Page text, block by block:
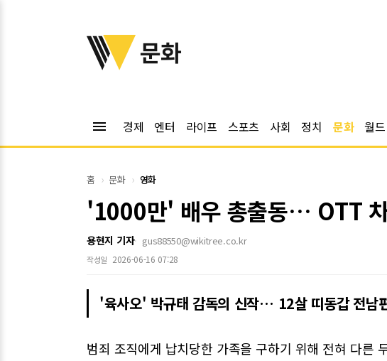
위키트리
문화
menu 경제 엔터 라이프 스포츠 사회 정치 문화 월드
홈 문화 영화
'1000만' 배우 총출동… OTT 차
용현지 기자 gus88550@wikitree.co.kr
작성일 2026-06-16 07:28
'육사오' 박규태 감독의 신작… 12살 띠동갑 전남
범죄 조직에게 납치당한 가족을 구하기 위해 전혀 다른